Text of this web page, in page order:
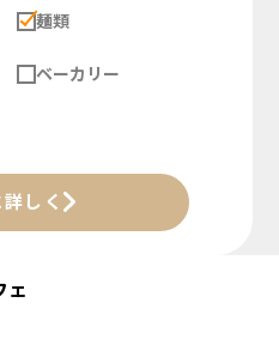
麺類
ベーカリー
詳しく
ェ